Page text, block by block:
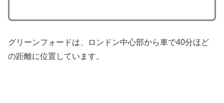
グリーンフォードは、ロンドン中心部から車で40分ほど
の距離に位置しています。